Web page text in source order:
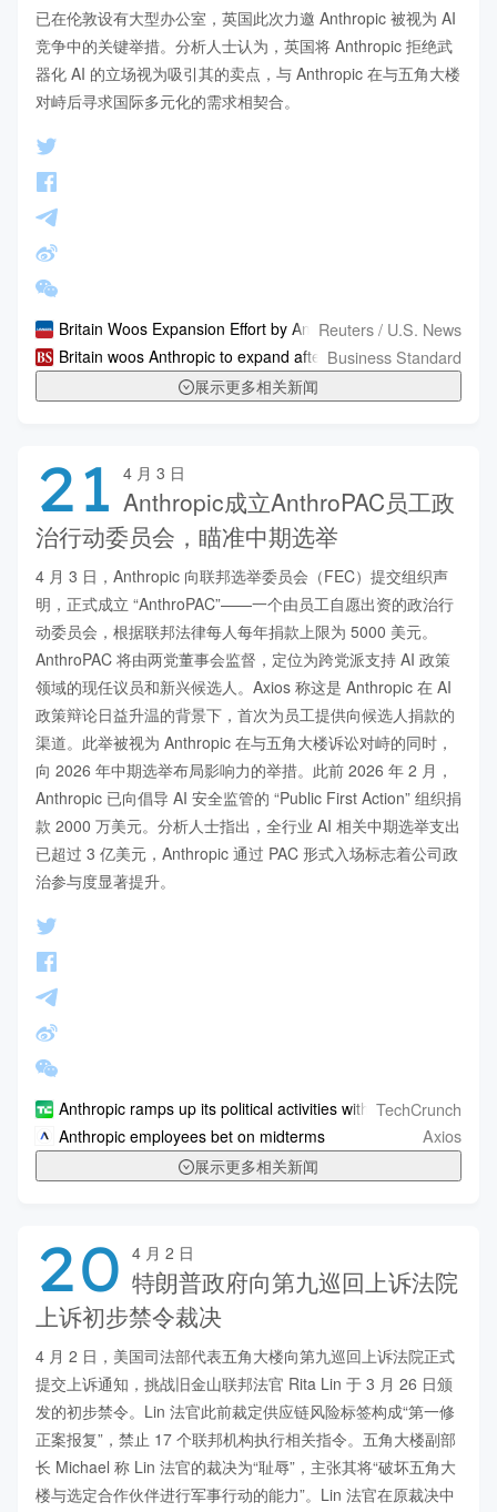
已在伦敦设有大型办公室，英国此次力邀 Anthropic 被视为 AI
竞争中的关键举措。分析人士认为，英国将 Anthropic 拒绝武
器化 AI 的立场视为吸引其的卖点，与 Anthropic 在与五角大楼
对峙后寻求国际多元化的需求相契合。
Britain Woos Expansion Effort by Anthropic After US Defence
Reuters / U.S. News
Britain woos Anthropic to expand after clash with Pentagon
Business Standard
展示更多相关新闻
21 4 月 3 日
Anthropic成立AnthroPAC员工政
治行动委员会，瞄准中期选举
4 月 3 日，Anthropic 向联邦选举委员会（FEC）提交组织声
明，正式成立 “AnthroPAC”——一个由员工自愿出资的政治行
动委员会，根据联邦法律每人每年捐款上限为 5000 美元。
AnthroPAC 将由两党董事会监督，定位为跨党派支持 AI 政策
领域的现任议员和新兴候选人。Axios 称这是 Anthropic 在 AI
政策辩论日益升温的背景下，首次为员工提供向候选人捐款的
渠道。此举被视为 Anthropic 在与五角大楼诉讼对峙的同时，
向 2026 年中期选举布局影响力的举措。此前 2026 年 2 月，
Anthropic 已向倡导 AI 安全监管的 “Public First Action” 组织捐
款 2000 万美元。分析人士指出，全行业 AI 相关中期选举支出
已超过 3 亿美元，Anthropic 通过 PAC 形式入场标志着公司政
治参与度显著提升。
Anthropic ramps up its political activities with a new PAC
TechCrunch
Anthropic employees bet on midterms Axios
展示更多相关新闻
20 4 月 2 日
特朗普政府向第九巡回上诉法院
上诉初步禁令裁决
4 月 2 日，美国司法部代表五角大楼向第九巡回上诉法院正式
提交上诉通知，挑战旧金山联邦法官 Rita Lin 于 3 月 26 日颁
发的初步禁令。Lin 法官此前裁定供应链风险标签构成“第一修
正案报复”，禁止 17 个联邦机构执行相关指令。五角大楼副部
长 Michael 称 Lin 法官的裁决为“耻辱”，主张其将“破坏五角大
楼与选定合作伙伴进行军事行动的能力”。Lin 法官在原裁决中